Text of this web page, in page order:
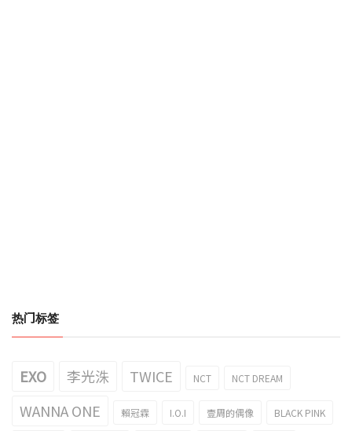
热门标签
EXO 李光洙 TWICE NCT NCT DREAM
WANNA ONE 賴冠霖 I.O.I 壹周的偶像 BLACK PINK